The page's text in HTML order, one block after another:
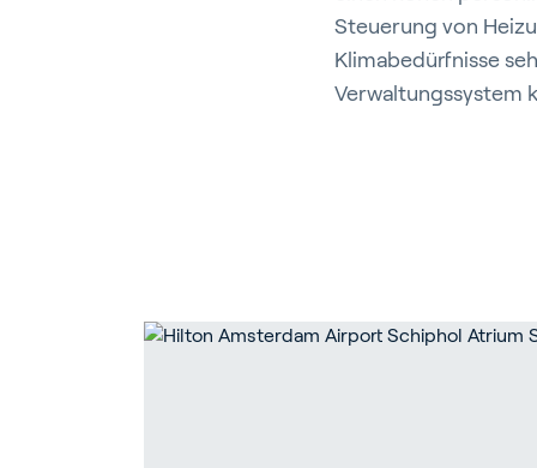
Steuerung von
Klimabedürfnisse
Verwaltungssystem